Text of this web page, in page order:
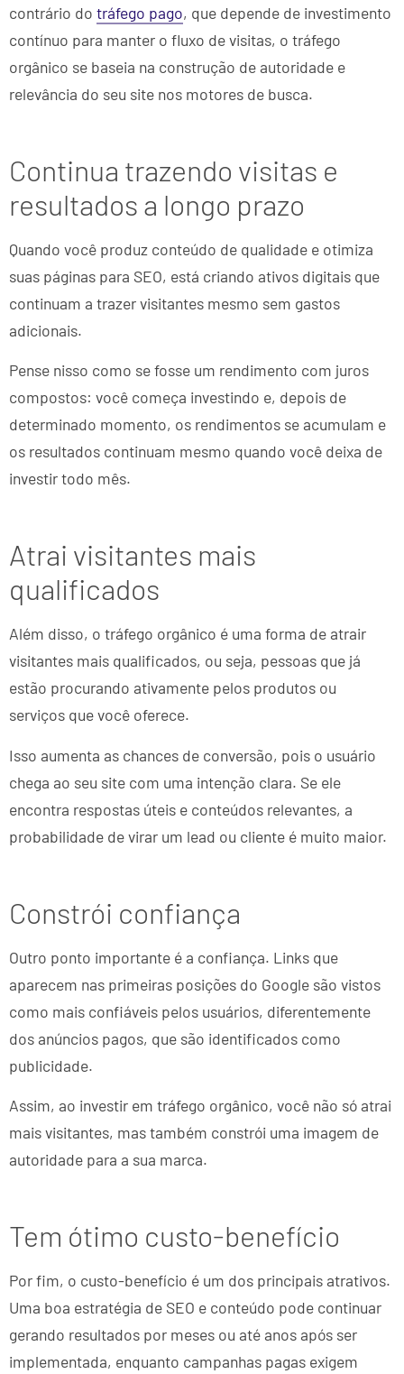
contrário do tráfego pago, que depende de investimento
contínuo para manter o fluxo de visitas, o tráfego
orgânico se baseia na construção de autoridade e
relevância do seu site nos motores de busca.
Continua trazendo visitas e
resultados a longo prazo
Quando você produz conteúdo de qualidade e otimiza
suas páginas para SEO, está criando ativos digitais que
continuam a trazer visitantes mesmo sem gastos
adicionais.
Pense nisso como se fosse um rendimento com juros
compostos: você começa investindo e, depois de
determinado momento, os rendimentos se acumulam e
os resultados continuam mesmo quando você deixa de
investir todo mês.
Atrai visitantes mais
qualificados
Além disso, o tráfego orgânico é uma forma de atrair
visitantes mais qualificados, ou seja, pessoas que já
estão procurando ativamente pelos produtos ou
serviços que você oferece.
Isso aumenta as chances de conversão, pois o usuário
chega ao seu site com uma intenção clara. Se ele
encontra respostas úteis e conteúdos relevantes, a
probabilidade de virar um lead ou cliente é muito maior.
Constrói confiança
Outro ponto importante é a confiança. Links que
aparecem nas primeiras posições do Google são vistos
como mais confiáveis pelos usuários, diferentemente
dos anúncios pagos, que são identificados como
publicidade.
Assim, ao investir em tráfego orgânico, você não só atrai
mais visitantes, mas também constrói uma imagem de
autoridade para a sua marca.
Tem ótimo custo-benefício
Por fim, o custo-benefício é um dos principais atrativos.
Uma boa estratégia de SEO e conteúdo pode continuar
gerando resultados por meses ou até anos após ser
implementada, enquanto campanhas pagas exigem